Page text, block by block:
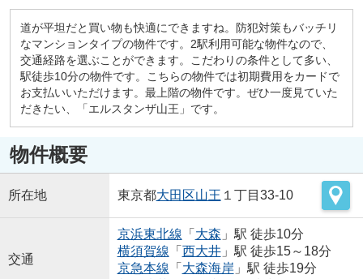
道が平坦だと買い物も快適にできますね。防犯対策もバッチリ
なマンションタイプの物件です。2駅利用可能な物件なので、
交通経路を選ぶことができます。こだわりの条件として多い、
駅徒歩10分の物件です。こちらの物件では初期費用をカードで
お支払いいただけます。最上階の物件です。ぜひ一度見ていた
だきたい、「エルスタンザ山王」です。
物件概要
所在地 東京都大田区山王 １丁目33-10
交通
京浜東北線 「 大森 」駅 徒歩10分
横須賀線 「 西大井」駅 徒歩15～18分
京急本線 「 大森海岸 」駅 徒歩19分